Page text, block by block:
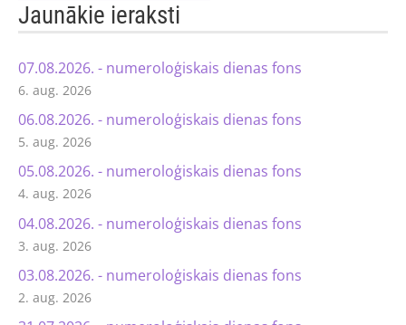
Jaunākie ieraksti
07.08.2026. - numeroloģiskais dienas fons
6. aug. 2026
06.08.2026. - numeroloģiskais dienas fons
5. aug. 2026
05.08.2026. - numeroloģiskais dienas fons
4. aug. 2026
04.08.2026. - numeroloģiskais dienas fons
3. aug. 2026
03.08.2026. - numeroloģiskais dienas fons
2. aug. 2026